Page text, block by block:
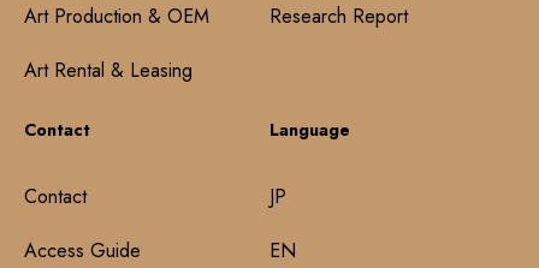
Art Production & OEM
Art Rental & Leasing
Research Report
Contact
Contact
Access Guide
Language
JP
EN